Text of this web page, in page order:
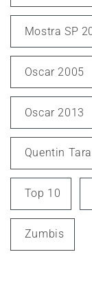
Mostra SP
Oscar 2005
Oscar 2013
Quentin
Top 10
Zumbis